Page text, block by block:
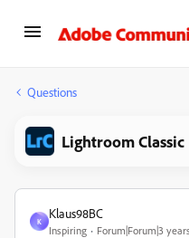
Questions
Lightroom Classic
K
Klaus98BC
Inspiring
Forum|Forum|3